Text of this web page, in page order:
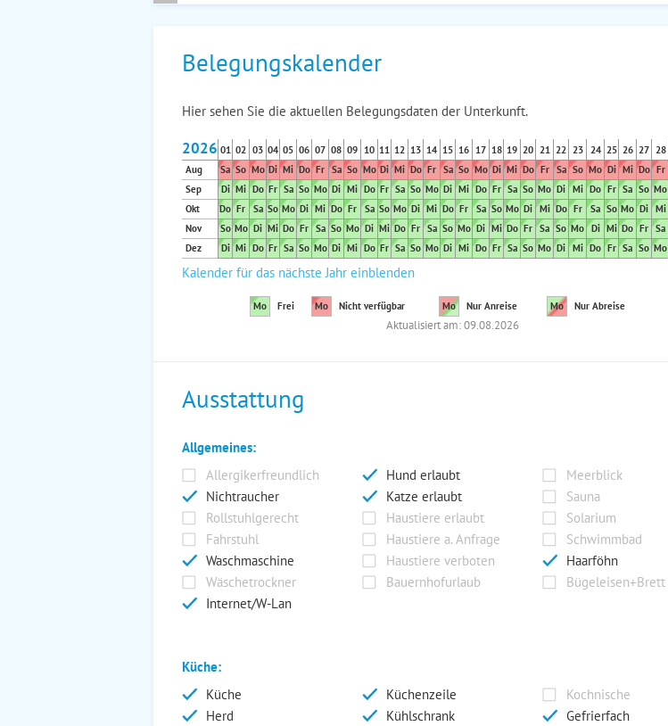
Belegungskalender
Hier sehen Sie die aktuellen Belegungsdaten der Unterkunft.
2026 01 02 03 04 05 06 07 08 09 10 11 12 13 14 15 16 17 18 19 20 21 22 23 24 25 26 27 28
Aug
Sa So Mo Di Mi Do Fr Sa So Mo Di Mi Do Fr Sa So Mo Di Mi Do Fr Sa So Mo Di Mi Do Fr
Sep
Di Mi Do Fr Sa So Mo Di Mi Do Fr Sa So Mo Di Mi Do Fr Sa So Mo Di Mi Do Fr Sa So Mo
Okt
Do Fr Sa So Mo Di Mi Do Fr Sa So Mo Di Mi Do Fr Sa So Mo Di Mi Do Fr Sa So Mo Di Mi
Nov
So Mo Di Mi Do Fr Sa So Mo Di Mi Do Fr Sa So Mo Di Mi Do Fr Sa So Mo Di Mi Do Fr Sa
Dez
Di Mi Do Fr Sa So Mo Di Mi Do Fr Sa So Mo Di Mi Do Fr Sa So Mo Di Mi Do Fr Sa So Mo
Kalender für das nächste Jahr einblenden
Mo Frei Mo Nicht verfügbar Mo Nur Anreise Mo Nur Abreise
Aktualisiert am: 09.08.2026
Ausstattung
Allgemeines:
Allergikerfreundlich
Hund erlaubt
Meerblick
Nichtraucher
Katze erlaubt
Sauna
Rollstuhlgerecht
Haustiere erlaubt
Solarium
Fahrstuhl
Haustiere a. Anfrage
Schwimmbad
Waschmaschine
Haustiere verboten
Haarföhn
Wäschetrockner
Bauernhofurlaub
Bügeleisen+Brett
Internet/W-Lan
Küche:
Küche
Küchenzeile
Kochnische
Herd
Kühlschrank
Gefrierfach